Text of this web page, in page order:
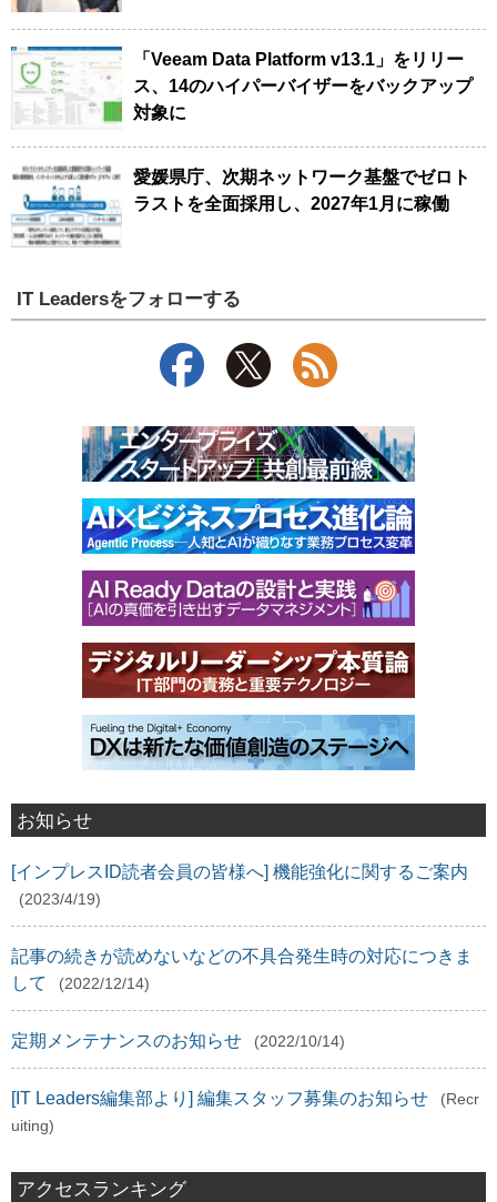
「Veeam Data Platform v13.1」をリリー
ス、14のハイパーバイザーをバックアップ
対象に
愛媛県庁、次期ネットワーク基盤でゼロト
ラストを全面採用し、2027年1月に稼働
IT Leadersをフォローする
お知らせ
[インプレスID読者会員の皆様へ] 機能強化に関するご案内
(2023/4/19)
記事の続きが読めないなどの不具合発生時の対応につきま
して
(2022/12/14)
定期メンテナンスのお知らせ (2022/10/14)
[IT Leaders編集部より] 編集スタッフ募集のお知らせ
(Recr
uiting)
アクセスランキング